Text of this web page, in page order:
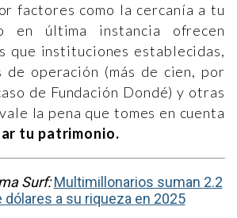
factores como la cercanía a tu
en última instancia ofrecen
que instituciones establecidas,
de operación (más de cien, por
de Fundación Dondé) y otras
la pena que tomes en cuenta
tu patrimonio.
Surf:Multimillonarios suman 2.2
dólares a su riqueza en 2025​